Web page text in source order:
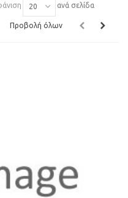
20 ανά σελίδα
Προβολή όλων